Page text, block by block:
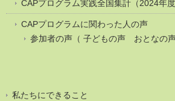
CAPプログラム実践全国集計（2024年度
CAPプログラムに関わった人の声
参加者の声（ 子どもの声 おとなの声
私たちにできること